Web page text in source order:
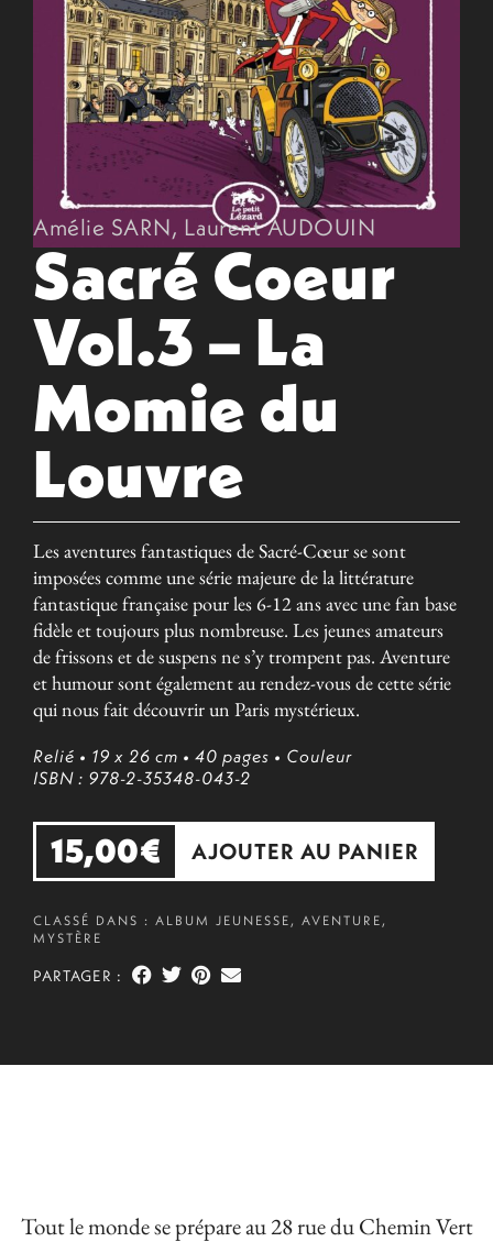
Amélie SARN, Laurent AUDOUIN
Sacré Coeur
Vol.3 – La
Momie du
Louvre
Les aventures fantastiques de Sacré-Cœur se sont
imposées comme une série majeure de la littérature
fantastique française pour les 6-12 ans avec une fan base
fidèle et toujours plus nombreuse. Les jeunes amateurs
de frissons et de suspens ne s’y trompent pas. Aventure
et humour sont également au rendez-vous de cette série
qui nous fait découvrir un Paris mystérieux.
Relié • 19 x 26 cm • 40 pages • Couleur
ISBN : 978-2-35348-043-2
15,00€ AJOUTER AU PANIER
CLASSÉ DANS : ALBUM JEUNESSE , AVENTURE ,
MYSTÈRE
PARTAGER :
Tout le monde se prépare au 28 rue du Chemin Vert